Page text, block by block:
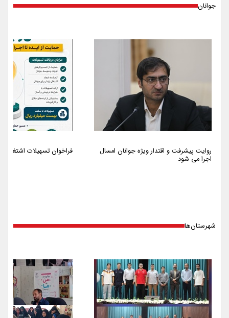
جوانان
روایت پیشرفت و اقتدار ویژه جوانان امسال
اجرا می شود
فراخوان تسهیلات اشتغالزایی
شهرستان‌ها